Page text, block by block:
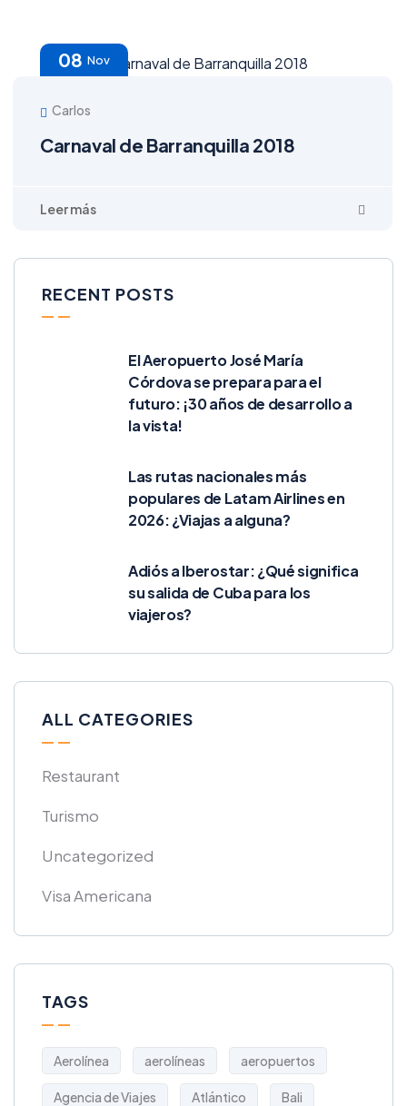
08 Nov
Carlos
Carnaval de Barranquilla 2018
RECENT POSTS
El Aeropuerto José María
Córdova se prepara para el
futuro: ¡30 años de desarrollo a
la vista!
Las rutas nacionales más
populares de Latam Airlines en
2026: ¿Viajas a alguna?
Adiós a Iberostar: ¿Qué significa
su salida de Cuba para los
viajeros?
ALL CATEGORIES
Restaurant
Turismo
Uncategorized
Visa Americana
TAGS
Aerolínea aerolíneas aeropuertos
Agencia de Viajes Atlántico Bali